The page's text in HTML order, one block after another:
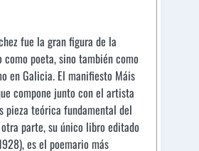
fue la gran figura de la
poeta, sino también como
en Galicia. El manifiesto Máis
compone junto con el artista
pieza teórica fundamental del
parte, su único libro editado
es el poemario más